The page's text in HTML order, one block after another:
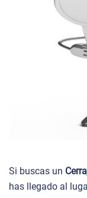
Si buscas un
has llegado al